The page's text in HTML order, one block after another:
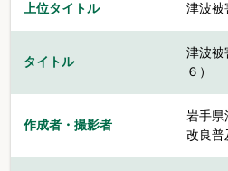
上位タイトル 津波被
タイトル
津波被
６）
作成者・撮影者
岩手県
改良普